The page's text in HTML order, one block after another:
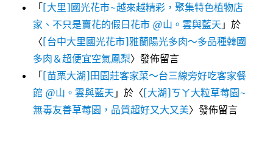
「[大里]國光花市~越來越精彩，聚集特色植物店
家、不只是賣花的假日花市 @山。雲與藍天 」於
〈[台中大里國光花市]雅蘭陽光多肉～多品種韓國
多肉＆超便宜空氣鳳梨〉發佈留言
「[苗栗大湖]田園莊客家菜～台三線旁好吃客家餐
館 @山。雲與藍天 」於〈[大湖]ㄎㄚ大粒草莓園~
無毒友善草莓園，品質超好又大又美〉發佈留言